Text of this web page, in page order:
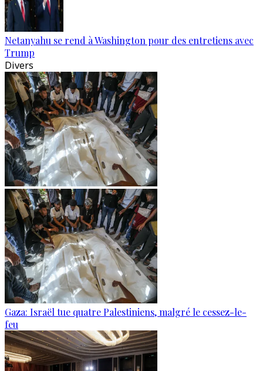
Netanyahu se rend à Washington pour des entretiens avec
Trump
Divers
Gaza: Israël tue quatre Palestiniens, malgré le cessez-le-
feu